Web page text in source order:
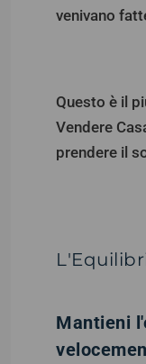
venivano
Questo è il
Vendere
prendere il
Mantieni